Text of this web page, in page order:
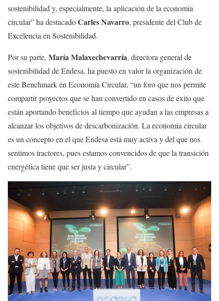
sostenibilidad y, especialmente, la aplicación de la economía
circular” ha destacadoCarles Navarro, presidente del Club de
Excelencia en Sostenibilidad.
Por su parte, María Malaxechevarría, directora general de
sostenibilidad de Endesa, ha puesto en valor la organización de
este Benchmark en Economía Circular, “un foro que nos permite
compartir proyectos que se han convertido en casos de éxito que
están aportando beneficios al tiempo que ayudan a las empresas a
alcanzar los objetivos de descarbonización. La economía circular
es un concepto en el que Endesa está muy activa y del que nos
sentimos tractores, pues estamos convencidos de que la transición
energética tiene que ser justa y circular”.